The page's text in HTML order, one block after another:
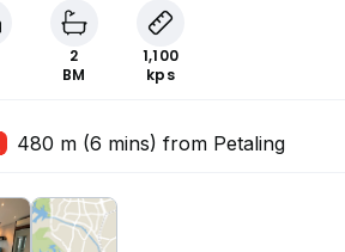
2
BM
1,100
kps
480 m (6 mins) from Petaling